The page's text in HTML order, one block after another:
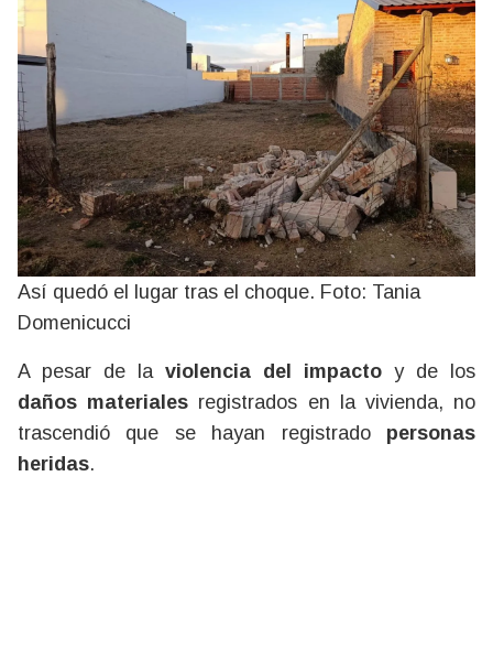
Así quedó el lugar tras el choque. Foto: Tania
Domenicucci
A pesar de la violencia del impacto y de los
daños materiales registrados en la vivienda, no
trascendió que se hayan registrado personas
heridas.